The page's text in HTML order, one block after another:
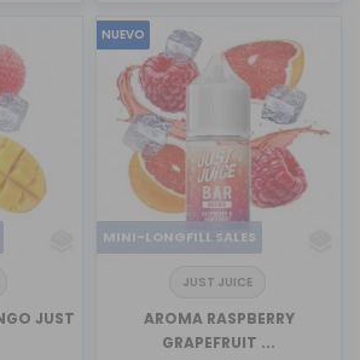
JUST
NUEVO
MINI-LONGFILL SALES
JUST JUICE
AROMA RASPBERRY
GRAPEFRUIT ...